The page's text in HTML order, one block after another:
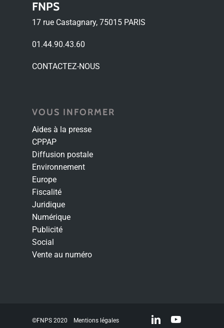
FNPS
17 rue Castagnary, 75015 PARIS
01.44.90.43.60
CONTACTEZ-NOUS
VOUS INFORMER
Aides à la presse
CPPAP
Diffusion postale
Environnement
Europe
Fiscalité
Juridique
Numérique
Publicité
Social
Vente au numéro
©FNPS 2020 Mentions légales linkedinyoutube